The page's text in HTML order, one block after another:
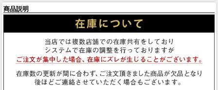
商品説明